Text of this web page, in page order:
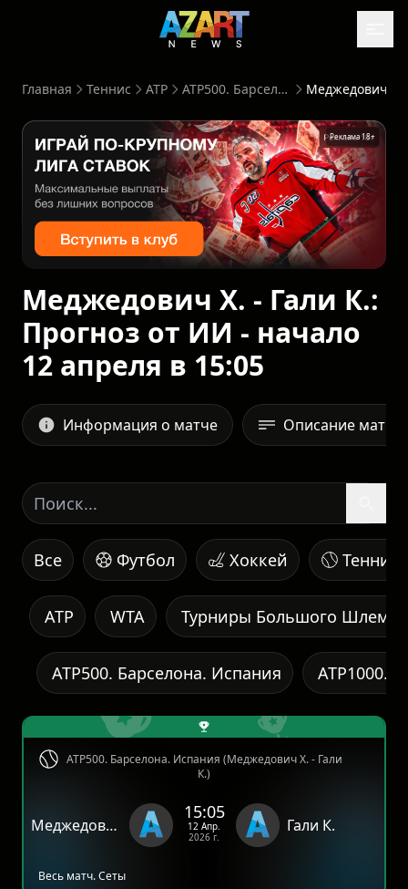
Главная Теннис ATP ATP500. Барселона. Испания
Реклама 18+
Меджедович Х. - Гали К.:
Прогноз от ИИ - начало
12 апреля в 15:05
Информация о матче Описание матча
Все Футбол Хоккей Теннис
WTA
ATP Турниры Большого Шлема
ATP1000.
ATP500. Барселона. Испания
ATP500. Барселона. Испания (Меджедович Х. - Гали
К.)
Меджедович Х.
15:05
12 Апр.
2026 г.
Гали К.
Весь матч. Сеты